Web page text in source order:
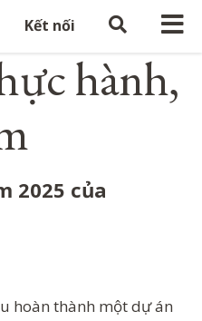
Kết nối
hành,
2025 của
hoàn thành một dự án